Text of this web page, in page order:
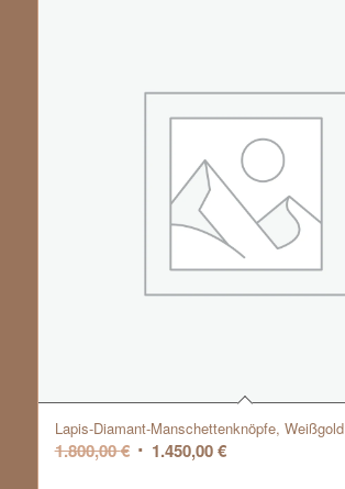
Lapis-Diamant-Manschettenknöpfe, Weißgold
1.800,00€ Ursprünglicher
1.450,00€Aktueller